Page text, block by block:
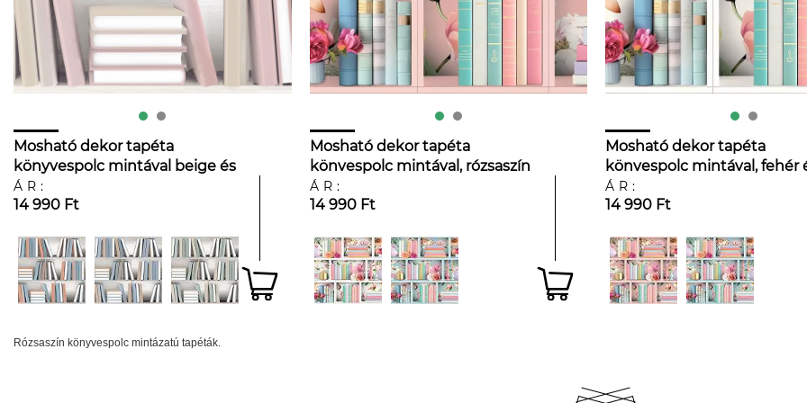
Mosható dekor tapéta
könyvespolc mintával beige és
rózsaszín színben
ÁR:
14 990 Ft
Mosható dekor tapéta
könvespolc mintával, rózsaszín
és kék színben
ÁR:
14 990 Ft
Mosható dekor tapéta
könvespolc mintával, fehér
rózsaszín színben
ÁR:
14 990 Ft
Rózsaszín könyvespolc mintázatú tapéták.